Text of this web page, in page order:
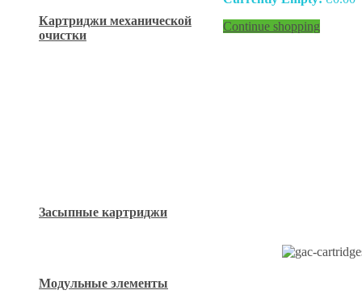
Continue shopping
Картриджи механической
очистки
Засыпные картриджи
Модульные элементы